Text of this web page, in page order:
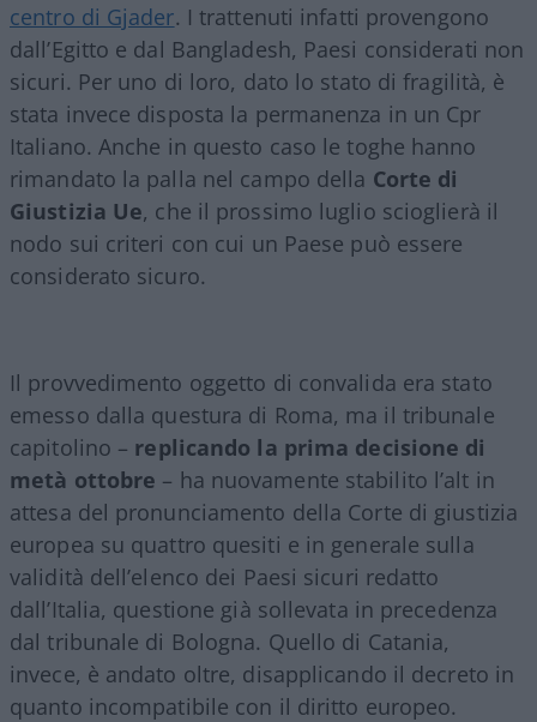
centro di Gjader. I trattenuti infatti provengono
dall’Egitto e dal Bangladesh, Paesi considerati non
sicuri. Per uno di loro, dato lo stato di fragilità, è
stata invece disposta la permanenza in un Cpr
Italiano. Anche in questo caso le toghe hanno
rimandato la palla nel campo della Corte di
Giustizia Ue, che il prossimo luglio scioglierà il
nodo sui criteri con cui un Paese può essere
considerato sicuro.
Il provvedimento oggetto di convalida era stato
emesso dalla questura di Roma, ma il tribunale
capitolino – replicando la prima decisione di
metà ottobre – ha nuovamente stabilito l’alt in
attesa del pronunciamento della Corte di giustizia
europea su quattro quesiti e in generale sulla
validità dell’elenco dei Paesi sicuri redatto
dall’Italia, questione già sollevata in precedenza
dal tribunale di Bologna. Quello di Catania,
invece, è andato oltre, disapplicando il decreto in
quanto incompatibile con il diritto europeo.